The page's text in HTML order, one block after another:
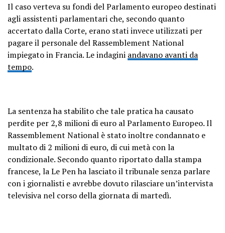
Il caso verteva su fondi del Parlamento europeo destinati
agli assistenti parlamentari che, secondo quanto
accertato dalla Corte, erano stati invece utilizzati per
pagare il personale del Rassemblement National
impiegato in Francia. Le indagini andavano avanti da
tempo.
La sentenza ha stabilito che tale pratica ha causato
perdite per 2,8 milioni di euro al Parlamento Europeo. Il
Rassemblement National è stato inoltre condannato e
multato di 2 milioni di euro, di cui metà con la
condizionale. Secondo quanto riportato dalla stampa
francese, la Le Pen ha lasciato il tribunale senza parlare
con i giornalisti e avrebbe dovuto rilasciare un’intervista
televisiva nel corso della giornata di martedì.